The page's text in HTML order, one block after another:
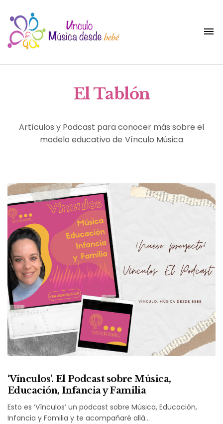
El Tablón
Artículos y Podcast para conocer más sobre el
modelo educativo de Vínculo Música
‘Vínculos’. El Podcast sobre Música,
Educación, Infancia y Familia
Esto es ‘Vínculos’ un podcast sobre Música, Educación,
Infancia y Familia y te acompañaré allá…